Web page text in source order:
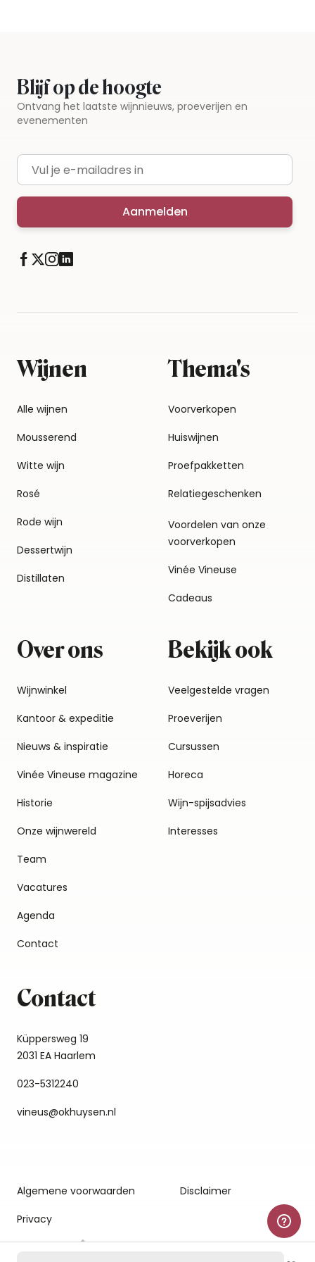
Blijf op de hoogte
Ontvang het laatste wijnnieuws, proeverijen en
evenementen
E-mailadres
Aanmelden
Wijnen
Alle wijnen
Mousserend
Witte wijn
Rosé
Rode wijn
Dessertwijn
Distillaten
Thema's
Voorverkopen
Huiswijnen
Proefpakketten
Relatiegeschenken
Voordelen van onze
voorverkopen
Vinée Vineuse
Cadeaus
Over ons
Wijnwinkel
Kantoor & expeditie
Nieuws & inspiratie
Vinée Vineuse magazine
Historie
Onze wijnwereld
Team
Vacatures
Agenda
Contact
Bekijk ook
Veelgestelde vragen
Proeverijen
Cursussen
Horeca
Wijn-spijsadvies
Interesses
Contact
Küppersweg 19
2031 EA Haarlem
023-5312240
vineus@okhuysen.nl
Algemene voorwaarden
Disclaimer
Privacy